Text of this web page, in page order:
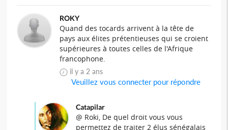
ROKY
Quand des tocards arrivent à la tête de
pays aux élites prétentieuses qui se croient
supérieures à toutes celles de l'Afrique
francophone.
il y a 2 ans
Veuillez vous connecter pour répondre
Catapilar
@ Roki, De quel droit vous vous
permettez de traiter 2 élus sénégalais